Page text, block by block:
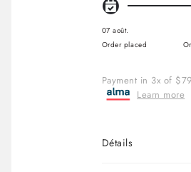
07 août.
Order placed
Payment in 3x of
Learn more
Détails